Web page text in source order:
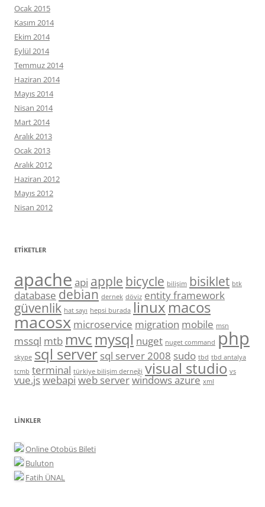
Ocak 2015
Kasım 2014
Ekim 2014
Eylül 2014
Temmuz 2014
Haziran 2014
Mayıs 2014
Nisan 2014
Mart 2014
Aralık 2013
Ocak 2013
Aralık 2012
Haziran 2012
Mayıs 2012
Nisan 2012
ETIKETLER
apache api apple bicycle bilişim bisiklet btk
database debian dernek döviz entity framework
güvenlik hat sayı hepsi burada linuxmacos
macosx microservice migration mobile msn
mssql mtb mvc mysql nuget nuget command php
skype sql server sql server 2008 sudo tbd tbd antalya
tcmb terminal türkiye bilişim derneği visual studio vs
vue.jswebapiweb serverwindows azure xml
LINKLER
Online Otobüs Bileti
Buluton
Fatih ÜNAL